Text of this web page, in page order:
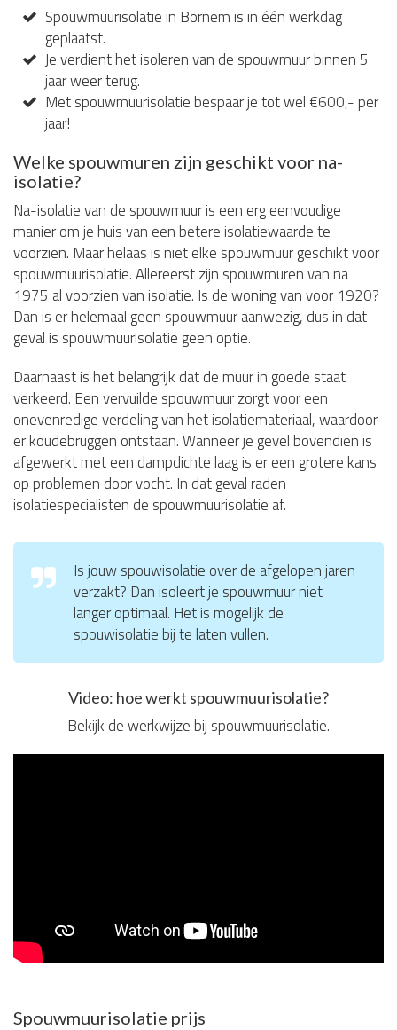
Spouwmuurisolatie in Bornem is in één werkdag
geplaatst.
Je verdient het isoleren van de spouwmuur binnen 5
jaar weer terug.
Met spouwmuurisolatie bespaar je tot wel €600,- per
jaar!
Welke spouwmuren zijn geschikt voor na-
isolatie?
Na-isolatie van de spouwmuur is een erg eenvoudige
manier om je huis van een betere isolatiewaarde te
voorzien. Maar helaas is niet elke spouwmuur geschikt voor
spouwmuurisolatie. Allereerst zijn spouwmuren van na
1975 al voorzien van isolatie. Is de woning van voor 1920?
Dan is er helemaal geen spouwmuur aanwezig, dus in dat
geval is spouwmuurisolatie geen optie.
Daarnaast is het belangrijk dat de muur in goede staat
verkeerd. Een vervuilde spouwmuur zorgt voor een
onevenredige verdeling van het isolatiemateriaal, waardoor
er koudebruggen ontstaan. Wanneer je gevel bovendien is
afgewerkt met een dampdichte laag is er een grotere kans
op problemen door vocht. In dat geval raden
isolatiespecialisten de spouwmuurisolatie af.
Is jouw spouwisolatie over de afgelopen jaren
verzakt? Dan isoleert je spouwmuur niet
langer optimaal. Het is mogelijk de
spouwisolatie bij te laten vullen.
Video: hoe werkt spouwmuurisolatie?
Bekijk de werkwijze bij spouwmuurisolatie.
Spouwmuurisolatie prijs